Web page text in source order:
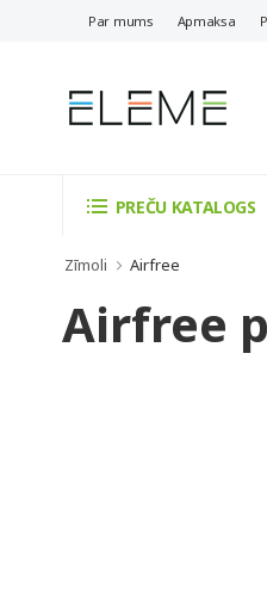
Par mums Apmaksa
PREČU KATALOGS
Zīmoli Airfree
Airfree